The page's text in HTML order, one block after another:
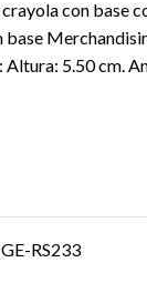
con base
base
Altura: 5.50 cm.
GE-RS233